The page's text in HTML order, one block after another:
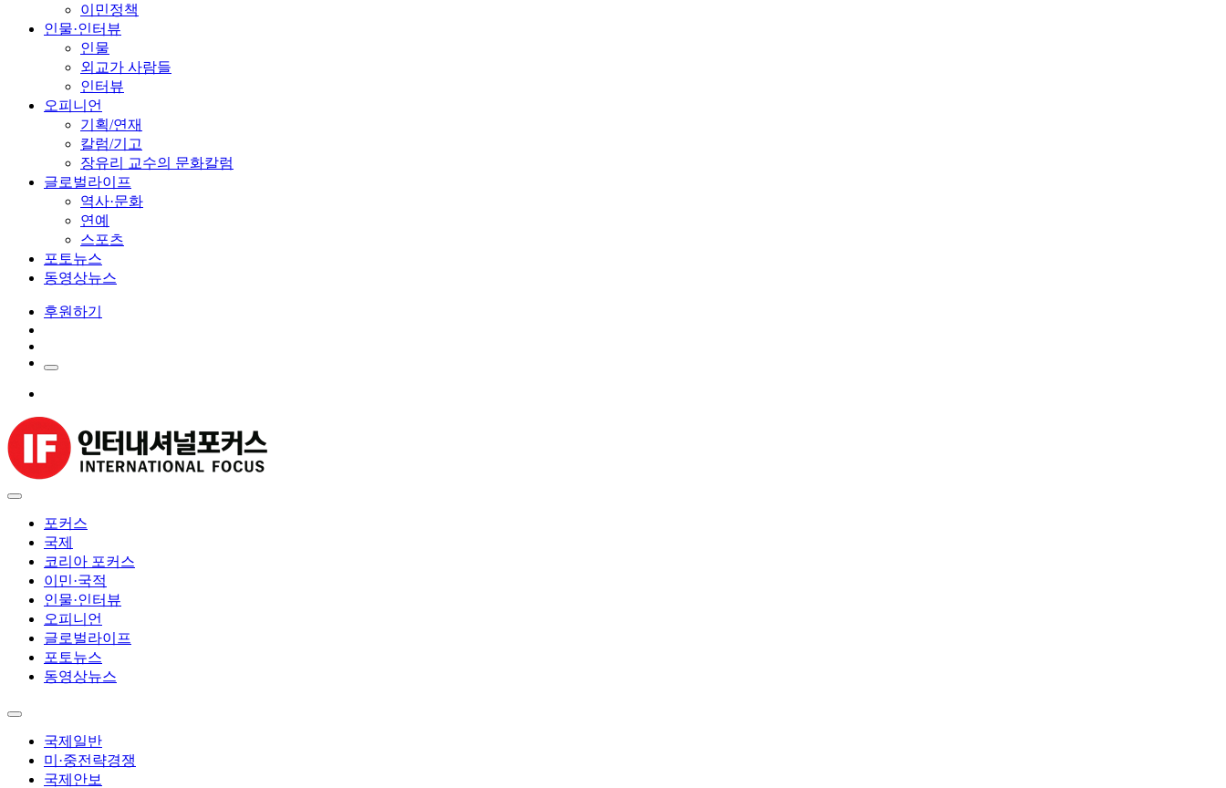
이민정책
인물·인터뷰
인물
외교가 사람들
인터뷰
오피니언
기획/연재
칼럼/기고
장유리 교수의 문화칼럼
글로벌라이프
역사·문화
연예
스포츠
포토뉴스
동영상뉴스
후원하기
포커스
국제
코리아 포커스
이민·국적
인물·인터뷰
오피니언
글로벌라이프
포토뉴스
동영상뉴스
국제일반
미·중전략경쟁
국제안보